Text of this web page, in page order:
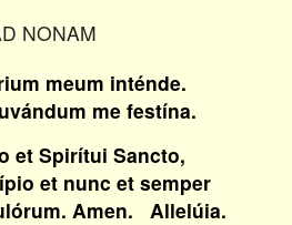
NONAM
meum inténde.
me festína.
et Spirítui Sancto,
et nunc et semper
Amen. Allelúia.